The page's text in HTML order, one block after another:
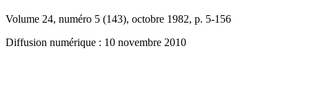
Volume 24, numéro 5 (143), octobre 1982, p. 5-156
Diffusion numérique : 10 novembre 2010